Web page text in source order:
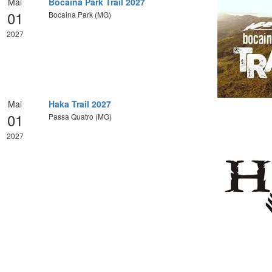
01
2027
Bocaina Park (MG)
Mai
01
2027
Haka Trail 2027
Passa Quatro (MG)